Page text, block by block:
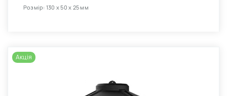
Розмір: 130 х 50 х 25 мм
Акція